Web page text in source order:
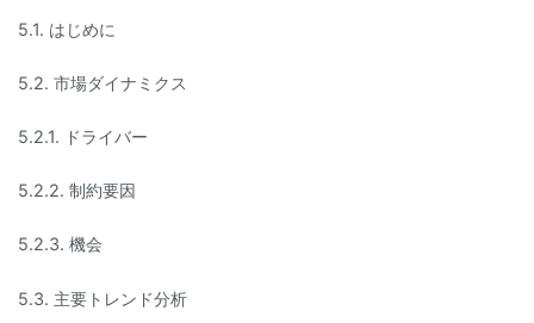
5.1. はじめに
5.2. 市場ダイナミクス
5.2.1. ドライバー
5.2.2. 制約要因
5.2.3. 機会
5.3. 主要トレンド分析